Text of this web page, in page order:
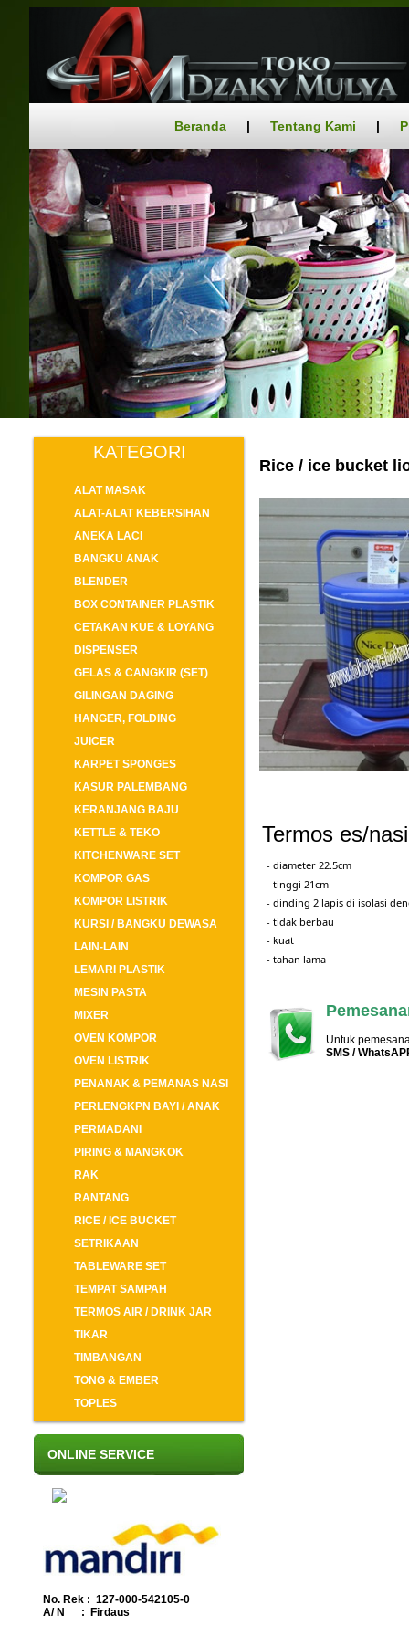
Beranda | Tentang Kami |
KATEGORI
ALAT MASAK
ALAT-ALAT KEBERSIHAN
ANEKA LACI
BANGKU ANAK
BLENDER
BOX CONTAINER PLASTIK
CETAKAN KUE & LOYANG
DISPENSER
GELAS & CANGKIR (SET)
GILINGAN DAGING
HANGER, FOLDING
JUICER
KARPET SPONGES
KASUR PALEMBANG
KERANJANG BAJU
KETTLE & TEKO
KITCHENWARE SET
KOMPOR GAS
KOMPOR LISTRIK
KURSI / BANGKU DEWASA
LAIN-LAIN
LEMARI PLASTIK
MESIN PASTA
MIXER
OVEN KOMPOR
OVEN LISTRIK
PENANAK & PEMANAS NASI
PERLENGKPN BAYI / ANAK
PERMADANI
PIRING & MANGKOK
RAK
RANTANG
RICE / ICE BUCKET
SETRIKAAN
TABLEWARE SET
TEMPAT SAMPAH
TERMOS AIR / DRINK JAR
TIKAR
TIMBANGAN
TONG & EMBER
TOPLES
ONLINE SERVICE
No. Rek : 127-000-542105-0
A/ N : Firdaus
Rice / ice bucket
Termos es/
- diameter 22.5cm
- tinggi 21cm
- dinding 2 lapis di isolasi
- tidak berbau
- kuat
- tahan lama
Untuk
SMS /